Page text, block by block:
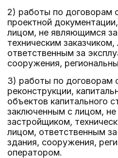
2) работы по договорам
проектной
лицом, не являющимся
техническим
ответственным за
сооружения,
3) работы по договорам
реконструкции,
объектов капитального
заключенным с лицом,
застройщиком,
лицом, ответственным
здания, сооружения,
оператором.